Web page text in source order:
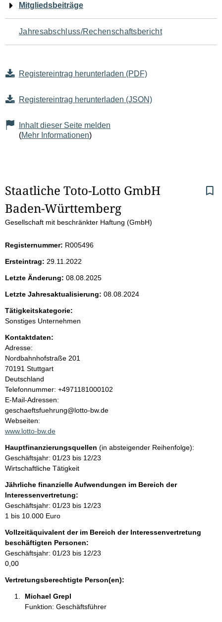
Mitgliedsbeiträge
Jahresabschluss/Rechenschaftsbericht
Registereintrag herunterladen (PDF)
Registereintrag herunterladen (JSON)
Inhalt dieser Seite melden
(Mehr Informationen)
S
e
t
e
n
i
n
h
a
l
t
Staatliche Toto-Lotto GmbH
Baden-Württemberg
Gesellschaft mit beschränkter Haftung (GmbH)
Registernummer: R005496
Ersteintrag: 29.11.2022
Letzte Änderung: 08.08.2025
Letzte Jahresaktualisierung: 08.08.2024
Tätigkeitskategorie:
Sonstiges Unternehmen
Kontaktdaten:
Adresse:
Nordbahnhofstraße 201
70191 Stuttgart
Deutschland
K
o
n
t
a
t
i
n
f
o
r
m
t
i
o
n
e
Telefonnummer: +4971181000102
E-Mail-Adressen:
geschaeftsfuehrung@lotto-bw.de
Webseiten:
www.lotto-bw.de
Hauptfinanzierungsquellen (in absteigender Reihenfolge):
Geschäftsjahr: 01/23 bis 12/23
Wirtschaftliche Tätigkeit
Jährliche finanzielle Aufwendungen im Bereich der
Interessenvertretung:
Geschäftsjahr: 01/23 bis 12/23
1 bis 10.000 Euro
Vollzeitäquivalent der im Bereich der Interessenvertretung
beschäftigten Personen:
Geschäftsjahr: 01/23 bis 12/23
0,00
Vertretungsberechtigte Person(en):
Michael Grepl
Funktion: Geschäftsführer